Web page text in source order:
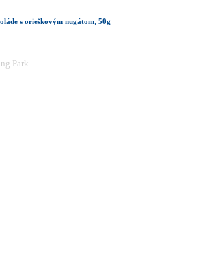
s orieškovým nugátom, 50g
Park